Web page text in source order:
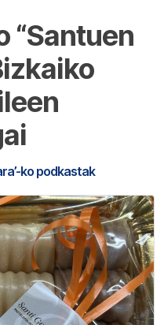
“Santuen
ko podkastak